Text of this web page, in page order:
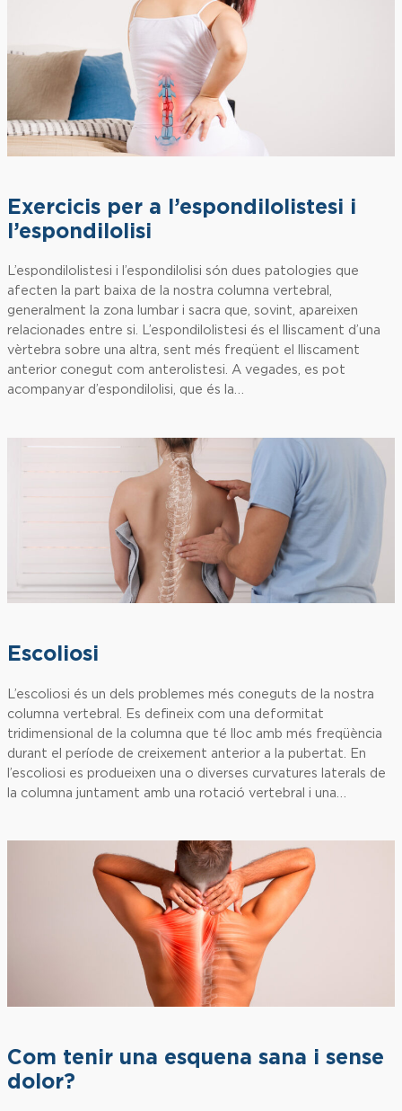
Exercicis per a l’espondilolistesi i
l’espondilolisi
L’espondilolistesi i l’espondilolisi són dues patologies que
afecten la part baixa de la nostra columna vertebral,
generalment la zona lumbar i sacra que, sovint, apareixen
relacionades entre si. L’espondilolistesi és el lliscament d’una
vèrtebra sobre una altra, sent més freqüent el lliscament
anterior conegut com anterolistesi. A vegades, es pot
acompanyar d’espondilolisi, que és la…
Escoliosi
L’escoliosi és un dels problemes més coneguts de la nostra
columna vertebral. Es defineix com una deformitat
tridimensional de la columna que té lloc amb més freqüència
durant el període de creixement anterior a la pubertat. En
l’escoliosi es produeixen una o diverses curvatures laterals de
la columna juntament amb una rotació vertebral i una…
Com tenir una esquena sana i sense
dolor?